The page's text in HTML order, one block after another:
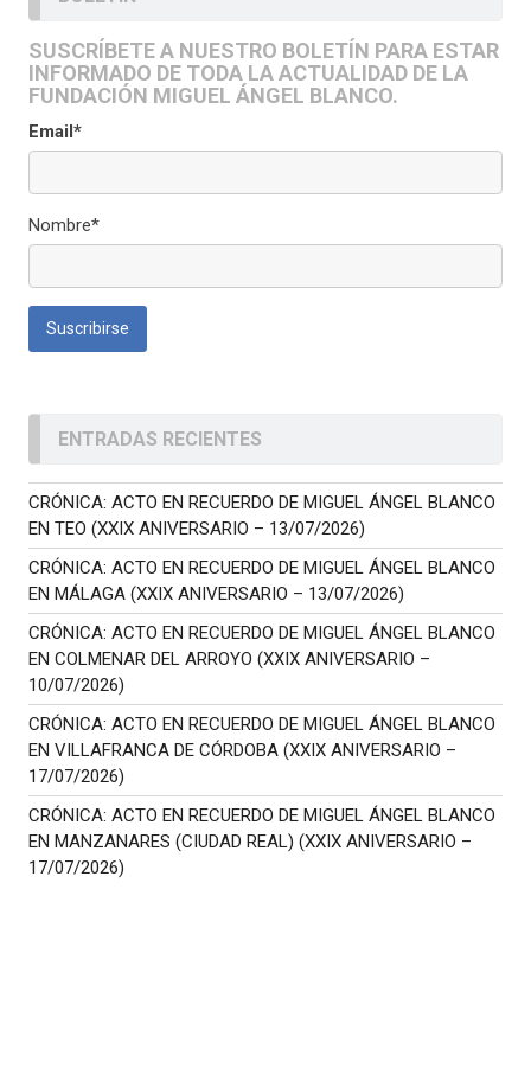
SUSCRÍBETE A NUESTRO BOLETÍN PARA ESTAR
INFORMADO DE TODA LA ACTUALIDAD DE LA
FUNDACIÓN MIGUEL ÁNGEL BLANCO.
Email*
Nombre*
ENTRADAS RECIENTES
CRÓNICA: ACTO EN RECUERDO DE MIGUEL ÁNGEL BLANCO
EN TEO (XXIX ANIVERSARIO – 13/07/2026)
CRÓNICA: ACTO EN RECUERDO DE MIGUEL ÁNGEL BLANCO
EN MÁLAGA (XXIX ANIVERSARIO – 13/07/2026)
CRÓNICA: ACTO EN RECUERDO DE MIGUEL ÁNGEL BLANCO
EN COLMENAR DEL ARROYO (XXIX ANIVERSARIO –
10/07/2026)
CRÓNICA: ACTO EN RECUERDO DE MIGUEL ÁNGEL BLANCO
EN VILLAFRANCA DE CÓRDOBA (XXIX ANIVERSARIO –
17/07/2026)
CRÓNICA: ACTO EN RECUERDO DE MIGUEL ÁNGEL BLANCO
EN MANZANARES (CIUDAD REAL) (XXIX ANIVERSARIO –
17/07/2026)